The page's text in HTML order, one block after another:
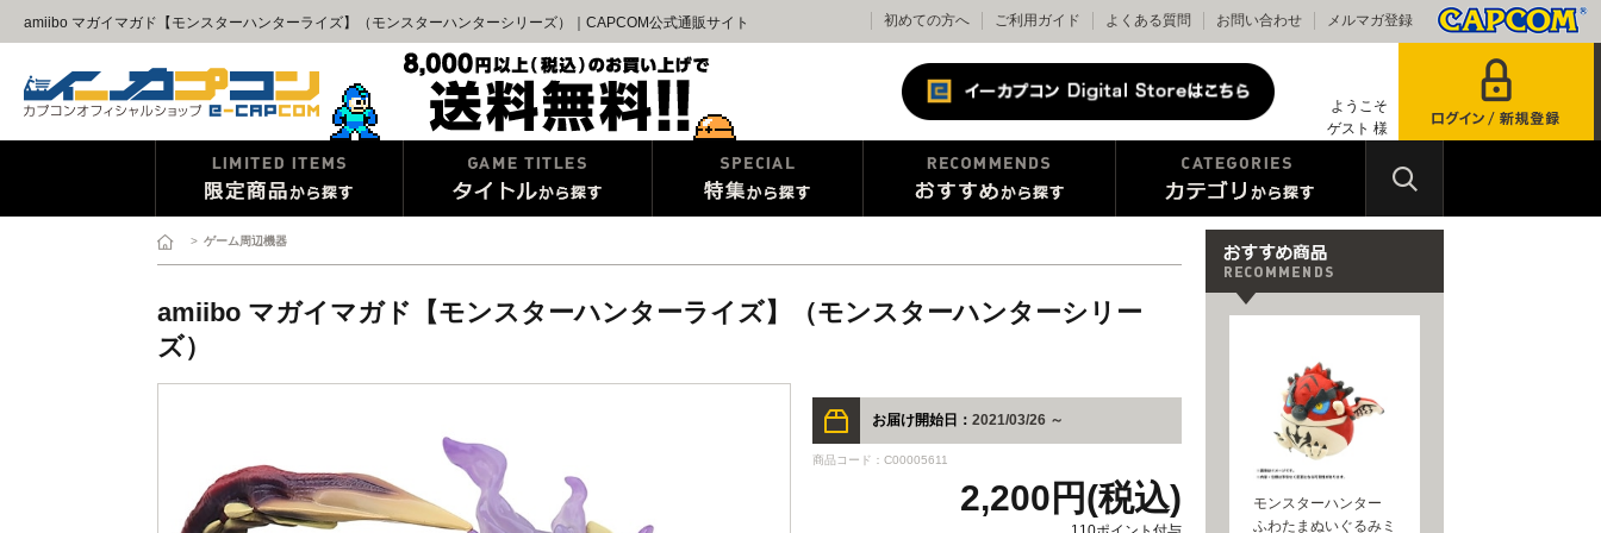
amiibo マガイマガド【モンスターハンターライズ】（モンスターハンターシリーズ）｜CAPCOM公式通販サイト 初めての方へ ご利用ガイド よくある質問 お問い合わせ メルマガ登録
ようこそ
ゲスト 様
> ゲーム周辺機器
amiibo マガイマガド【モンスターハンターライズ】（モンスターハンターシリー
ズ）
お届け開始日： 2021/03/26 ～
商品コード：C00005611
2,200円(税込)
モンスターハンター
ふわたまぬいぐるみミ